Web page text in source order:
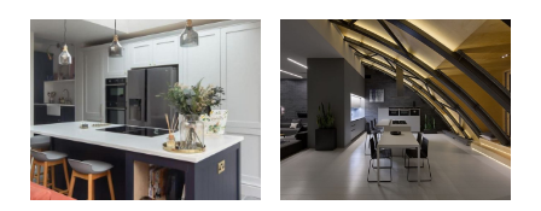
s
P
o
s
t
:
o
s
: